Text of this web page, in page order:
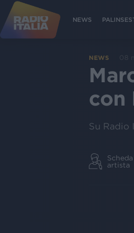
NEWS
NEWS 08
con
Su Radio
Scheda
artista